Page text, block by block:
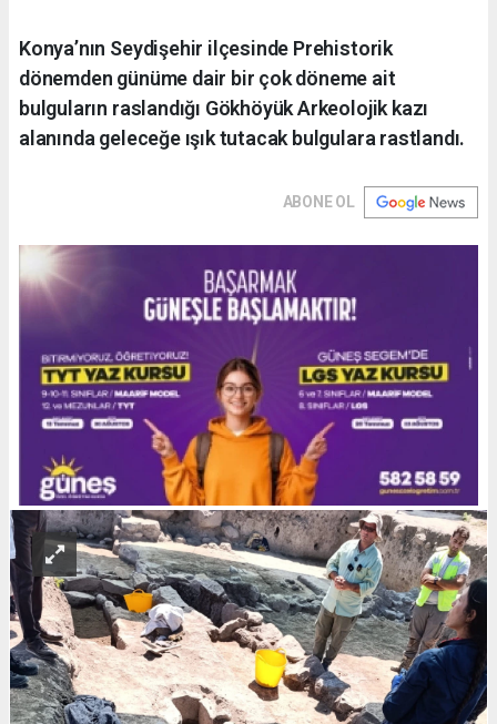
Konya’nın Seydişehir ilçesinde Prehistorik
dönemden günüme dair bir çok döneme ait
bulguların raslandığı Gökhöyük Arkeolojik kazı
alanında geleceğe ışık tutacak bulgulara rastlandı.
ABONE OL